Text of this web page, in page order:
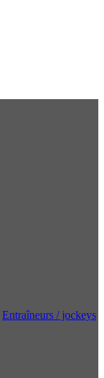
Entraîneurs / jockeys